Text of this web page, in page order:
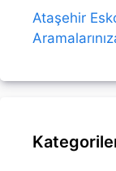
Ataşehir